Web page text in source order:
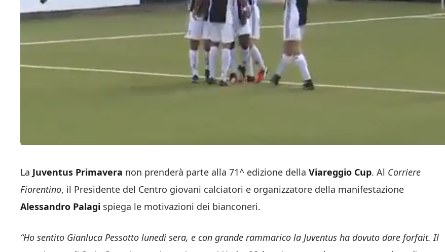
La Juventus Primavera non prenderà parte alla 71^ edizione della Viareggio Cup. Al Corriere
Fiorentino, il Presidente del Centro giovani calciatori e organizzatore della manifestazione
Alessandro Palagi spiega le motivazioni dei bianconeri.
“Ho sentito Gianluca Pessotto lunedì sera, e con grande rammarico la Juventus ha dovuto dare forfait. Il